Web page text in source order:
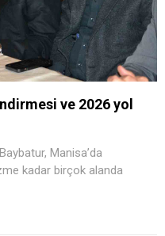
ve 2026 yol
Manisa’da
kadar birçok alanda